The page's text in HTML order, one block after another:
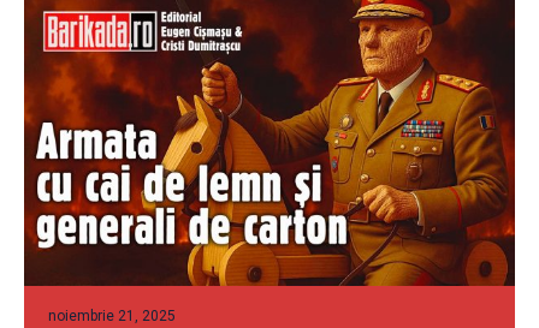
noiembrie 21, 2025